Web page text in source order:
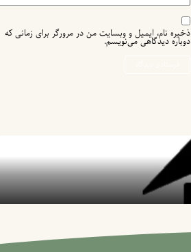
ذخیره نام، ایمیل و وبسایت من در مرورگر برای زمانی که
دوباره دیدگاهی می‌نویسم.